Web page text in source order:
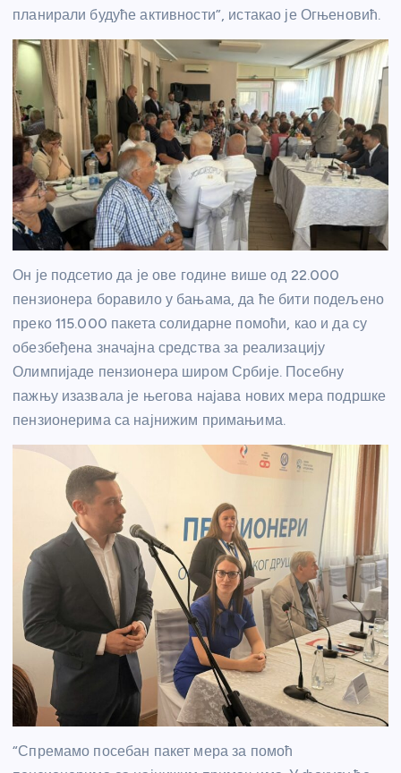
планирали будуће активности”, истакао је Огњеновић.
Он је подсетио да је ове године више од 22.000
пензионера боравило у бањама, да ће бити подељено
преко 115.000 пакета солидарне помоћи, као и да су
обезбеђена значајна средства за реализацију
Олимпијаде пензионера широм Србије. Посебну
пажњу изазвала је његова најава нових мера подршке
пензионерима са најнижим примањима.
“Спремамо посебан пакет мера за помоћ